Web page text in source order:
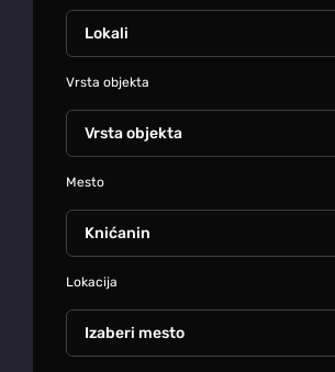
Vrsta objekta
Mesto
Lokacija
Izaberi mesto